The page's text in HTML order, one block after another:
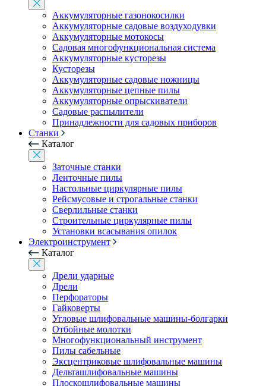
Аккумуляторные газонокосилки
Аккумуляторные садовые воздуходувки
Аккумуляторные мотокосы
Садовая многофункциональная система
Аккумуляторные кусторезы
Кусторезы
Аккумуляторные садовые ножницы
Аккумуляторные цепные пилы
Аккумуляторные опрыскиватели
Садовые распылители
Принадлежности для садовых приборов
Станки
Каталог
Заточные станки
Ленточные пилы
Настольные циркулярные пилы
Рейсмусовые и строгальные станки
Сверлильные станки
Строительные циркулярные пилы
Установки всасывания опилок
Электроинструмент
Каталог
Дрели ударные
Дрели
Перфораторы
Гайковерты
Угловые шлифовальные машины-болгарки
Отбойные молотки
Многофункциональный инструмент
Пилы сабельные
Эксцентриковые шлифовальные машины
Дельташлифовальные машины
Плоскошлифовальные машины